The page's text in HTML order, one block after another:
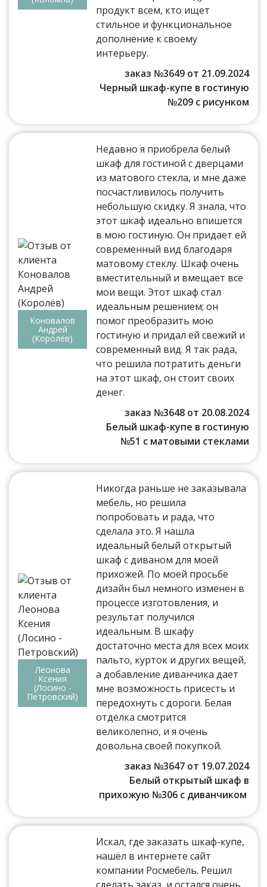
продукт всем, кто ищет
стильное и функциональное
дополнение к своему
интерьеру.
заказ №3649 от 21.09.2024
Черный шкаф-купе в гостиную
№209 с рисунком
Коновалов
Андрей
(Королёв)
Недавно я приобрела белый
шкаф для гостиной с дверцами
из матового стекла, и мне даже
посчастливилось получить
небольшую скидку. Я знала, что
этот шкаф идеально впишется
в мою гостиную. Он придает ей
современный вид благодаря
матовому стеклу. Шкаф очень
вместительный и вмещает все
мои вещи. Этот шкаф стал
идеальным решением; он
помог преобразить мою
гостиную и придал ей свежий и
современный вид. Я так рада,
что решила потратить деньги
на этот шкаф, он стоит своих
денег.
заказ №3648 от 20.08.2024
Белый шкаф-купе в гостиную
№51 с матовыми стеклами
Леонова
Ксения
(Лосино -
Петровский)
Никогда раньше не заказывала
мебель, но решила
попробовать и рада, что
сделала это. Я нашла
идеальный белый открытый
шкаф с диваном для моей
прихожей. По моей просьбе
дизайн был немного изменен в
процессе изготовления, и
результат получился
идеальным. В шкафу
достаточно места для всех моих
пальто, курток и других вещей,
а добавление диванчика дает
мне возможность присесть и
передохнуть с дороги. Белая
отделка смотрится
великолепно, и я очень
довольна своей покупкой.
заказ №3647 от 19.07.2024
Белый открытый шкаф в
прихожую №306 с диванчиком
Искал, где заказать шкаф-купе,
нашёл в интернете сайт
компании Росмебель. Решил